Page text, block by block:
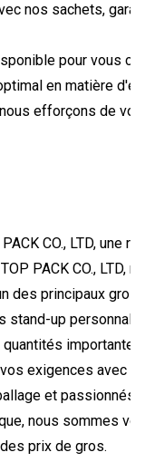
nos sachets,
pour vous
en matière
efforçons de
CO., LTD, une
PACK CO., LTD,
des principaux
stand-up
exigences avec
et passionnés
nous sommes
prix de gros.